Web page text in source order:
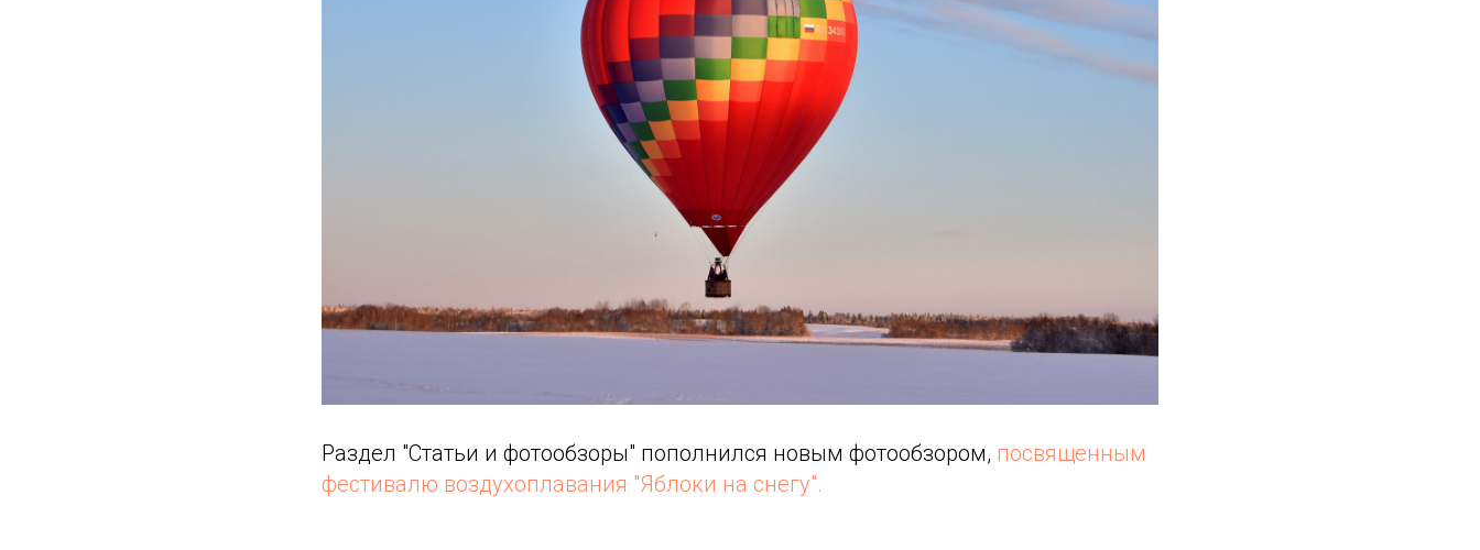
Раздел "Статьи и фотообзоры" пополнился новым фотообзором, посвященным
фестивалю воздухоплавания "Яблоки на снегу".